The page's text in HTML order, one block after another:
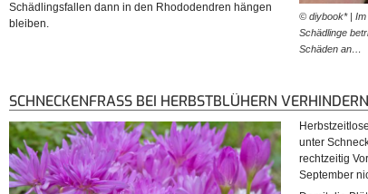
© diybook* |
Schädlinge
Schäden an…
Schädlingsfallen dann in den Rhododendren hängen
bleiben.
SCHNECKENFRASS BEI HERBSTBLÜHERN VERHINDERN
unter
rechtzeitig
September